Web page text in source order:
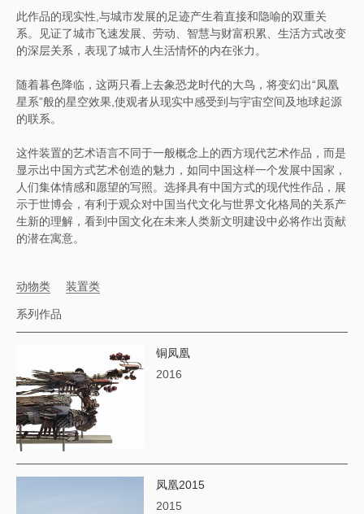
此作品的现实性,与城市发展的足迹产生着直接和隐喻的双重关
系。见证了城市飞速发展、劳动、智慧与财富积累、生活方式改变
的深层关系，表现了城市人生活情怀的内在张力。
随着暮色降临，这两只看上去象恐龙时代的大鸟，将变幻出“凤凰
星系”般的星空效果,使观者从现实中感受到与宇宙空间及地球起源
的联系。
这件装置的艺术语言不同于一般概念上的西方现代艺术作品，而是
显示出中国方式艺术创造的魅力，如同中国这样一个发展中国家，
人们集体情感和愿望的写照。选择具有中国方式的现代性作品，展
示于世博会，有利于观众对中国当代文化与世界文化格局的关系产
生新的理解，看到中国文化在未来人类新文明建设中必将作出贡献
的潜在寓意。
动物类 装置类
系列作品
铜凤凰
2016
凤凰2015
2015